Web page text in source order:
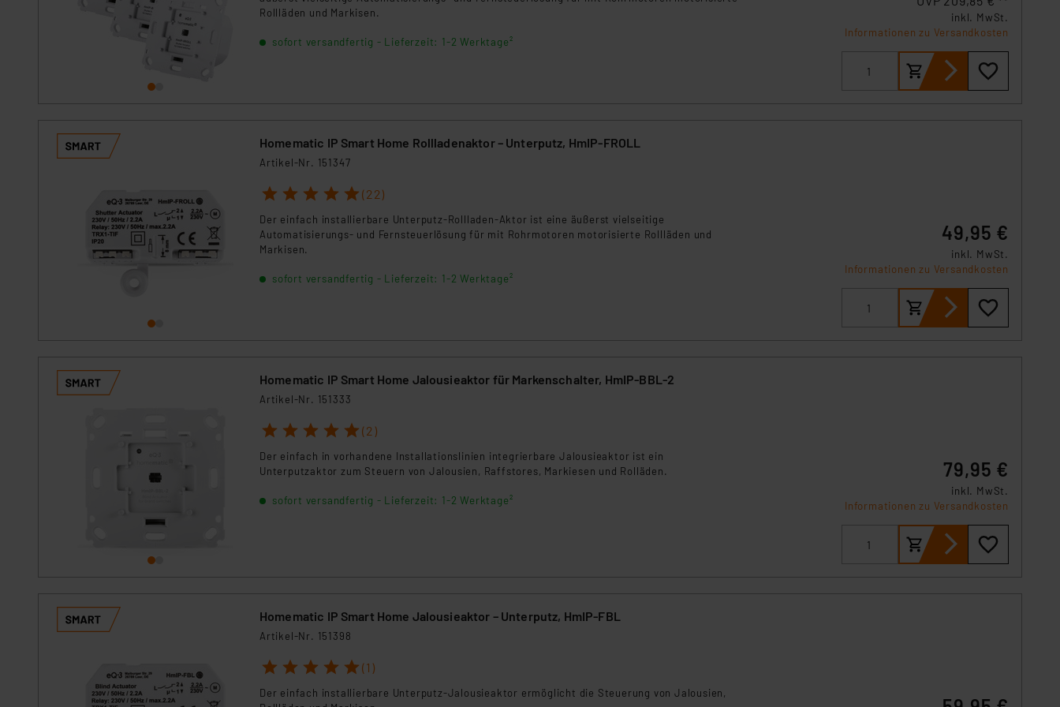
Für die USA besteht kein Angemessenheitsbeschluss der EU. Dies bedeutet, dass die USA als Land mit unzureichendem
Datenschutz nach EU-Standards eingestuft wird. So besteht etwa das Risiko, dass US-Behörden personenbezogene
Daten in Überwachungsprogrammen verarbeiten, ohne dass hiergegen Klagemöglichkeiten für Europäer bestehen.
Impressum | Datenschutzerklärung
Rollläden und Markisen.
sofort versandfertig - Lieferzeit: 1-2 Werktage²
inkl. MwSt.
Informationen zu Versandkosten
Homematic IP Smart Home Rollladenaktor – Unterputz, HmIP-FROLL
Artikel-Nr. 151347
1 2 3 4 5 (22)
Der einfach installierbare Unterputz-Rollladen-Aktor ist eine äußerst vielseitige
Automatisierungs- und Fernsteuerlösung für mit Rohrmotoren motorisierte Rollläden und
Markisen.
sofort versandfertig - Lieferzeit: 1-2 Werktage²
49,95 €
inkl. MwSt.
Informationen zu Versandkosten
Homematic IP Smart Home Jalousieaktor für Markenschalter, HmIP-BBL-2
Artikel-Nr. 151333
1 2 3 4 5 (2)
Der einfach in vorhandene Installationslinien integrierbare Jalousieaktor ist ein
Unterputzaktor zum Steuern von Jalousien, Raffstores, Markiesen und Rolläden.
sofort versandfertig - Lieferzeit: 1-2 Werktage²
79,95 €
inkl. MwSt.
Informationen zu Versandkosten
Homematic IP Smart Home Jalousieaktor – Unterputz, HmIP-FBL
Artikel-Nr. 151398
1 2 3 4 5 (1)
Der einfach installierbare Unterputz-Jalousieaktor ermöglicht die Steuerung von Jalousien,